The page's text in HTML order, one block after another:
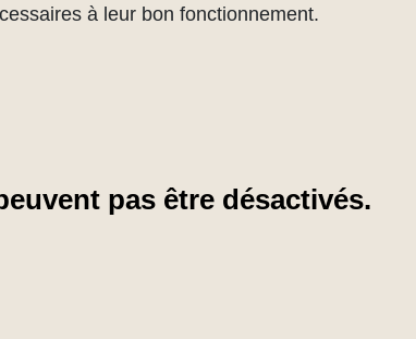
à leur bon fonctionnement.
pas être désactivés.